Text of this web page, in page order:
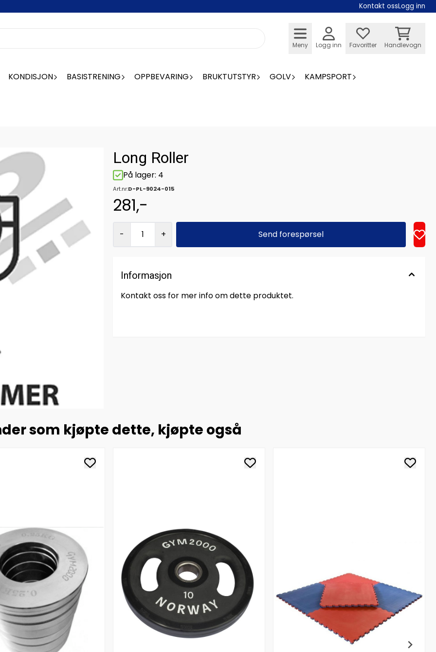
Kontakt ossLogg inn
Meny Logg inn Favoritter Handlevogn
KONDISJON BASISTRENING OPPBEVARING BRUKTUTSTYR GOLV KAMPSPORT
Long Roller
På lager: 4
Art.nr:D-PL-9024-015
281,-
- + Send forespørsel
Informasjon
Kontakt oss for mer info om dette produktet.
som kjøpte dette, kjøpte også